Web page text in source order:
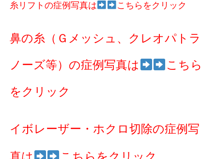
糸リフトの症例写真は こちらをクリック
鼻の糸（Ｇメッシュ、クレオパトラ
ノーズ等）の症例写真は こちら
をクリック
イボレーザー・ホクロ切除の症例写